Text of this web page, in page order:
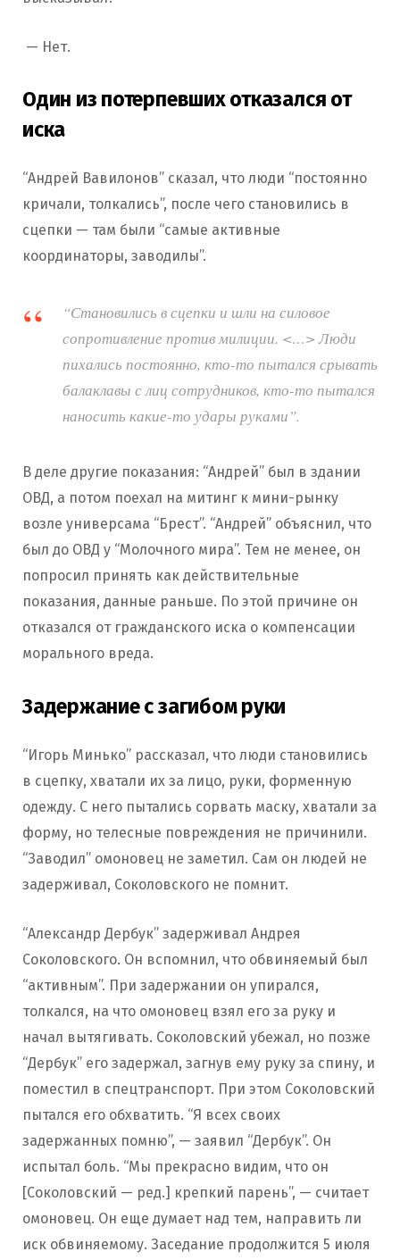
— Нет.
Один из потерпевших отказался от
иска
“Андрей Вавилонов” сказал, что люди “постоянно
кричали, толкались”, после чего становились в
сцепки — там были “самые активные
координаторы, заводилы”.
“Становились в сцепки и шли на силовое
сопротивление против милиции. <…> Люди
пихались постоянно, кто-то пытался срывать
балаклавы с лиц сотрудников, кто-то пытался
наносить какие-то удары руками”.
В деле другие показания: “Андрей” был в здании
ОВД, а потом поехал на митинг к мини-рынку
возле универсама “Брест”. “Андрей” объяснил, что
был до ОВД у “Молочного мира”. Тем не менее, он
попросил принять как действительные
показания, данные раньше. По этой причине он
отказался от гражданского иска о компенсации
морального вреда.
Задержание с загибом руки
“Игорь Минько” рассказал, что люди становились
в сцепку, хватали их за лицо, руки, форменную
одежду. С него пытались сорвать маску, хватали за
форму, но телесные повреждения не причинили.
“Заводил” омоновец не заметил. Сам он людей не
задерживал, Соколовского не помнит.
“Александр Дербук” задерживал Андрея
Соколовского. Он вспомнил, что обвиняемый был
“активным”. При задержании он упирался,
толкался, на что омоновец взял его за руку и
начал вытягивать. Соколовский убежал, но позже
“Дербук” его задержал, загнув ему руку за спину, и
поместил в спецтранспорт. При этом Соколовский
пытался его обхватить. “Я всех своих
задержанных помню”, — заявил “Дербук”. Он
испытал боль. “Мы прекрасно видим, что он
[Соколовский — ред.] крепкий парень”, — считает
омоновец. Он еще думает над тем, направить ли
иск обвиняемому. Заседание продолжится 5 июля